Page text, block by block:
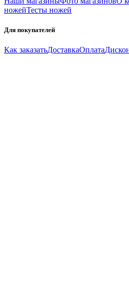
ножейТесты ножей
Для покупателей
Как заказатьДоставкаОплата